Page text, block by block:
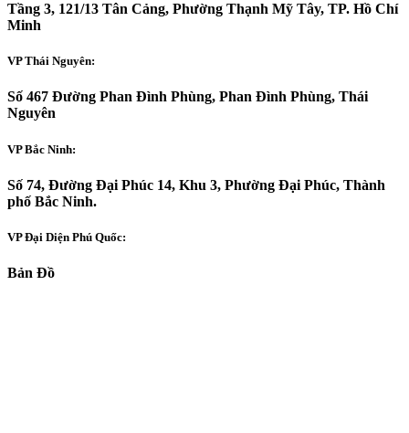
Tầng 3, 121/13 Tân Cảng, Phường Thạnh Mỹ Tây, TP. Hồ Chí
Minh
VP Thái Nguyên:
Số 467 Đường Phan Đình Phùng, Phan Đình Phùng, Thái
Nguyên
VP Bắc Ninh:
Số 74, Đường Đại Phúc 14, Khu 3, Phường Đại Phúc, Thành
phố Bắc Ninh.
VP Đại Diện Phú Quốc:
Bản Đồ